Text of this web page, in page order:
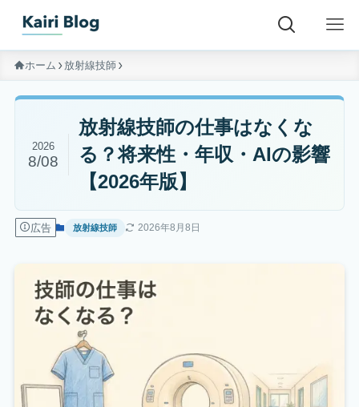
ホーム 放射線技師
放射線技師の仕事はなくな
る？将来性・年収・AIの影響
【2026年版】
2026
8/08
広告 放射線技師 2026年8月8日